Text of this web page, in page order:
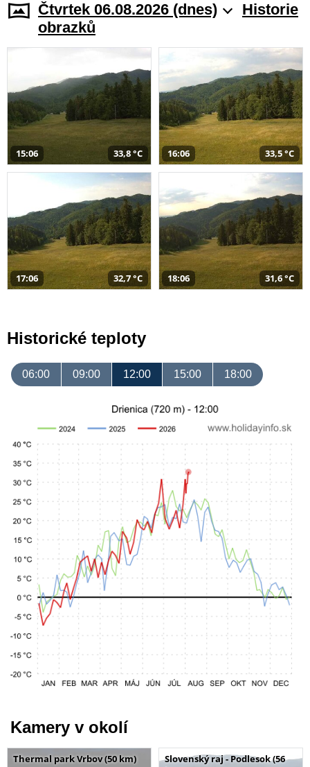
Čtvrtek 06.08.2026 (dnes)
Historie
obrazků
15:06 33,8 °C 16:06 33,5 °C
17:06 32,7 °C 18:06 31,6 °C
Historické teploty
06:00 09:00 12:00 15:00 18:00
Kamery v okolí
Thermal park Vrbov (50 km)
Slovenský raj - Podlesok (56